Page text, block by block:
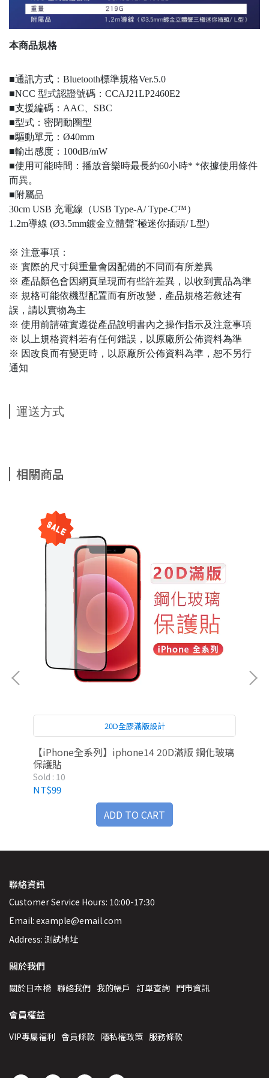
本商品規格
■通訊方式：Bluetooth標準規格Ver.5.0
■NCC 型式認證號碼：CCAJ21LP2460E2
■支援編碼：AAC、SBC
■型式：密閉動圈型
■驅動單元：Ø40mm
■輸出感度：100dB/mW
■使用可能時間：播放音樂時最長約60小時* *依據使用條件
而異。
■附屬品
30cm USB 充電線（USB Type-A/ Type-C™）
1.2m導線 (Ø3.5mm鍍金立體聲ˇ極迷你插頭/ L型)
※ 注意事項：
※ 實際的尺寸與重量會因配備的不同而有所差異
※ 產品顏色會因網頁呈現而有些許差異，以收到實品為準
※ 規格可能依機型配置而有所改變，產品規格若敘述有
誤，請以實物為主
※ 使用前請確實遵從產品說明書內之操作指示及注意事項
※ 以上規格資料若有任何錯誤，以原廠所公佈資料為準
※ 因改良而有變更時，以原廠所公佈資料為準，恕不另行
通知
運送方式
相關商品
20D全膠滿版設計
【iPhone全系列】iphone14 20D滿版 鋼化玻璃
保護貼
Sold : 10
NT$99
ADD TO CART
聯絡資訊
Customer Service Hours: 10:00-17:30
Email: example@email.com
Address: 測試地址
關於我們
關於日本橋 聯絡我們 我的帳戶 訂單查詢 門市資訊
會員權益
VIP專屬福利 會員條款 隱私權政策 服務條款